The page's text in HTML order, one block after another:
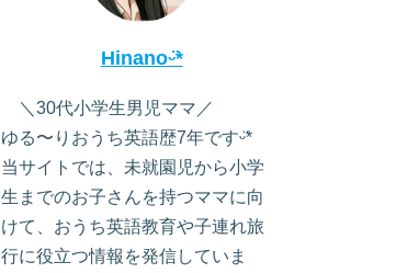
Hinanoᵕ̈*
＼30代小学生男児ママ／
ゆる〜りおうち英語歴7年ですᵕ̈*
当サイトでは、未就園児から小学
生までのお子さんを持つママに向
けて、おうち英語教育や子連れ旅
行に役立つ情報を発信していま